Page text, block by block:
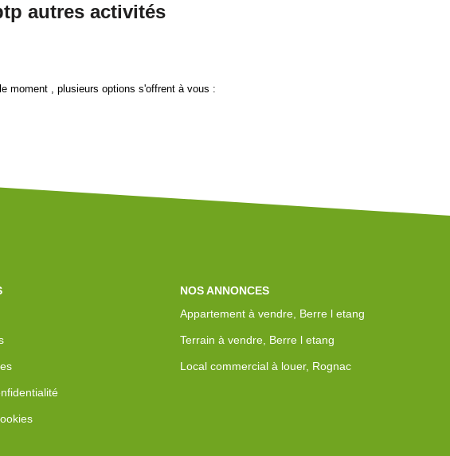
autres activités
moment , plusieurs options s'offrent à vous :
NOS ANNONCES
Appartement à vendre, Berre l etang
Terrain à vendre, Berre l etang
Local commercial à louer, Rognac